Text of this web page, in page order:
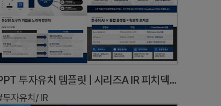
PPT 투자유치 템플릿 | 시리즈A IR 피치덱 — 투자자를 설득하는 15장 완성 구조
자유치/ IR